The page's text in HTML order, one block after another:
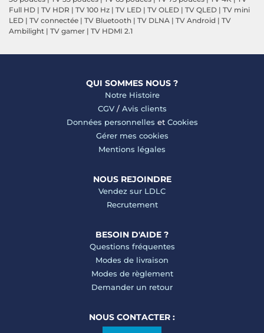
Full HD | TV HDR | TV 100 Hz | TV LED | TV OLED | TV QLED | TV mini
LED | TV connectée | TV Bluetooth | TV DLNA | TV Android | TV
Ambilight | TV gamer | TV HDMI 2.1
QUI SOMMES NOUS ?
Notre Histoire
CGV/ Avis clients
Données personnelles et Cookies
Gérer mes cookies
Mentions légales
NOUS REJOINDRE
Vendez sur LDLC
Recrutement
BESOIN D'AIDE ?
Questions fréquentes
Modes de livraison
Modes de règlement
Demander un retour
NOUS CONTACTER :